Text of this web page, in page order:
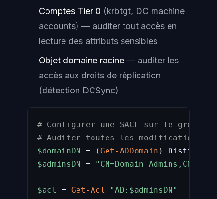
Comptes Tier 0 (krbtgt, DC machine
accounts) — auditer tout accès en
lecture des attributs sensibles
Objet domaine racine — auditer les
accès aux droits de réplication
(détection DCSync)
# Configurer une SACL sur le groupe
# Auditer toutes les modifications de
$domainDN = (Get-ADDomain ) .
$adminsDN = "CN=Domain
$acl = Get-Acl "AD: $adminsDN"